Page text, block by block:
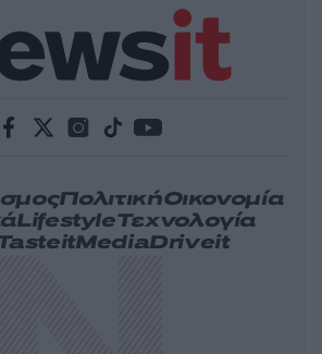
ΠολιτικήΟικονομία
LifestyleΤεχνολογία
MediaDriveit